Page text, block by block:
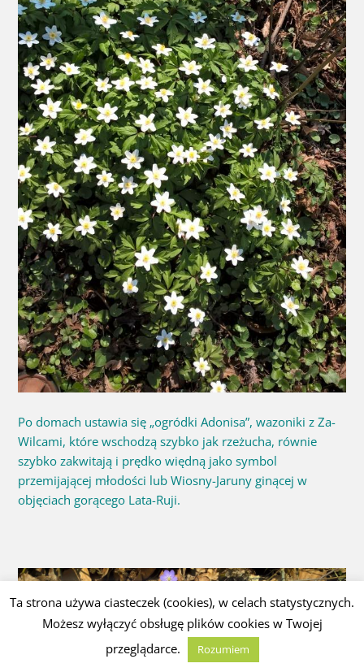
Po domach ustawia się „ogródki Adonisa”, wazoniki z Za-
Wilcami, które wschodzą szybko jak rzeżucha, równie
szybko zakwitają i prędko więdną ­jako symbol
przemijającej młodości lub Wiosny-Jaruny ginącej w
objęciach gorącego Lata-Ruji.
Ta strona używa ciasteczek (cookies), w celach statystycznych.
Możesz wyłączyć obsługę plików cookies w Twojej
przeglądarce.
Rozumiem